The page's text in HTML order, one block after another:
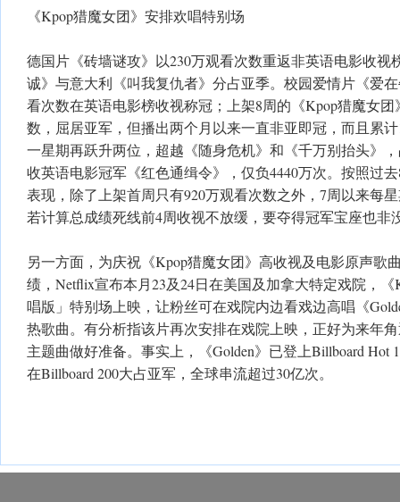
《Kpop猎魔女团》安排欢唱特别场
德国片《砖墙谜攻》以230万观看次数重返非英语电影收视
诚》与意大利《叫我复仇者》分占亚季。校园爱情片《爱
看次数在英语电影榜收视称冠；上架8周的《Kpop猎魔女
数，屈居亚军，但播出两个月以来一直非亚即冠，而且累
一星期再跃升两位，超越《随身危机》和《千万别抬头》
收英语电影冠军《红色通缉令》，仅负4440万次。按照过
表现，除了上架首周只有920万观看次数之外，7周以来每
若计算总成绩死线前4周收视不放缓，要夺得冠军宝座也非
另一方面，为庆祝《Kpop猎魔女团》高收视及电影原声歌
绩，Netflix宣布本月23及24日在美国及加拿大特定戏院，
唱版」特别场上映，让粉丝可在戏院内边看戏边高唱《
热歌曲。有分析指该片再次安排在戏院上映，正好为来年
主题曲做好准备。事实上，《Golden》已登上Billboard Hot
在Billboard 200大占亚军，全球串流超过30亿次。